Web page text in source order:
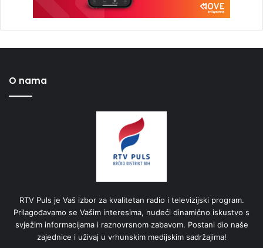
O nama
RTV Puls je Vaš izbor za kvalitetan radio i televizijski program.
Prilagođavamo se Vašim interesima, nudeći dinamično iskustvo s
svježim informacijama i raznovrsnom zabavom. Postani dio naše
zajednice i uživaj u vrhunskim medijskim sadržajima!